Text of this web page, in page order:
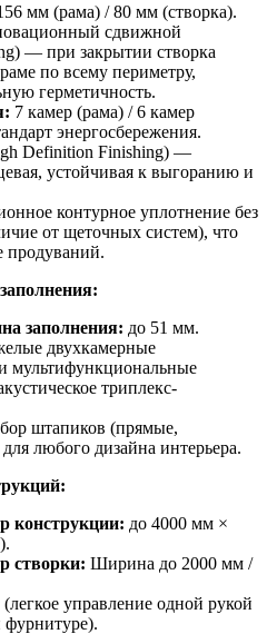
мм (рама) / 80 мм (створка).
сдвижной
— при закрытии створка
по всему периметру,
герметичность.
7 камер (рама) / 6 камер
энергосбережения.
Definition Finishing) —
устойчивая к выгоранию и
контурное уплотнение без
от щеточных систем), что
продуваний.
заполнения: до 51 мм.
двухкамерные
мультифункциональные
триплекс-
штапиков (прямые,
любого дизайна интерьера.
конструкции: до 4000 мм ×
створки: Ширина до 2000 мм /
(легкое управление одной рукой
фурнитуре).